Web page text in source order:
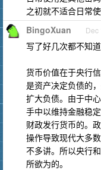
之初就不适合日常使
BingoXuan Dec
写了好几次都不知
货币价值在于央行
是资产决定负债的
扩大负债。由于中
手中以维持金融稳
财政发行货币的。
操作导致现代大多
不多讲。所以央行
所欲为的。